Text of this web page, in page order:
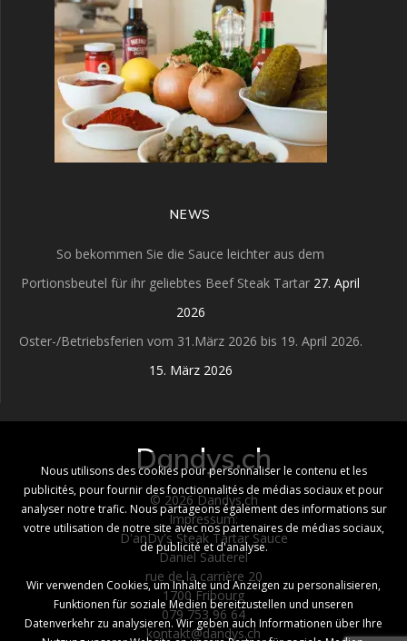
NEWS
So bekommen Sie die Sauce leichter aus dem
Portionsbeutel für ihr geliebtes Beef Steak Tartar 27. April
2026
Oster-/Betriebsferien vom 31.März 2026 bis 19. April 2026.
15. März 2026
Dandys.ch
© 2026 Dandys.ch
Impressum:
D'anDy's Steak Tartar Sauce
Daniel Sauterel
rue de la carrière 20
1700 Fribourg
079 753 96 64
kontakt@dandys.ch
Nous utilisons des cookies pour personnaliser le contenu et les
publicités, pour fournir des fonctionnalités de médias sociaux et pour
analyser notre trafic. Nous partageons également des informations sur
votre utilisation de notre site avec nos partenaires de médias sociaux,
de publicité et d'analyse.
Wir verwenden Cookies, um Inhalte und Anzeigen zu personalisieren,
Funktionen für soziale Medien bereitzustellen und unseren
Datenverkehr zu analysieren. Wir geben auch Informationen über Ihre